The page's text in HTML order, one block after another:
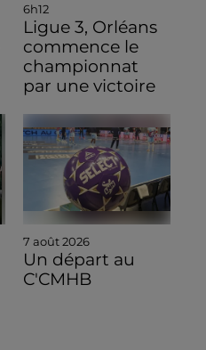
6h12
Ligue 3, Orléans
commence le
championnat
par une victoire
7 août 2026
Un départ au
C'CMHB